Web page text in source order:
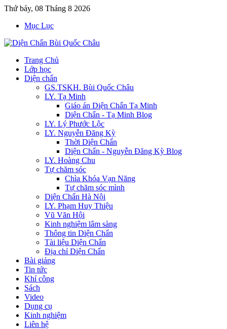
Thứ bảy, 08 Tháng 8 2026
Mục Lục
Trang Chủ
Lớp học
Diện chẩn
GS.TSKH. Bùi Quốc Châu
LY. Tạ Minh
Giáo án Diện Chẩn Tạ Minh
Diện Chẩn - Tạ Minh Blog
LY. Lý Phước Lộc
LY. Nguyễn Đăng Kỳ
Thời Diện Chẩn
Diện Chẩn - Nguyễn Đăng Kỳ Blog
LY. Hoàng Chu
Tự chăm sóc
Chìa Khóa Vạn Năng
Tự chăm sóc mình
Diện Chẩn Hà Nội
LY. Phạm Huy Thiệu
Vũ Văn Hội
Kinh nghiệm lâm sàng
Thông tin Diện Chẩn
Tài liệu Diện Chẩn
Địa chỉ Diện Chẩn
Bài giảng
Tin tức
Khí công
Sách
Video
Dụng cụ
Kinh nghiệm
Liên hệ